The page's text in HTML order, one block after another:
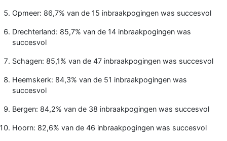
Opmeer: 86,7% van de 15 inbraakpogingen was succesvol
Drechterland: 85,7% van de 14 inbraakpogingen was
succesvol
Schagen: 85,1% van de 47 inbraakpogingen was succesvol
Heemskerk: 84,3% van de 51 inbraakpogingen was
succesvol
Bergen: 84,2% van de 38 inbraakpogingen was succesvol
Hoorn: 82,6% van de 46 inbraakpogingen was succesvol